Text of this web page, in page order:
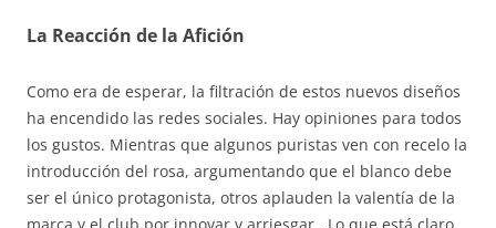
La Reacción de la Afición
Como era de esperar, la filtración de estos nuevos diseños
ha encendido las redes sociales. Hay opiniones para todos
los gustos. Mientras que algunos puristas ven con recelo la
introducción del rosa, argumentando que el blanco debe
ser el único protagonista, otros aplauden la valentía de la